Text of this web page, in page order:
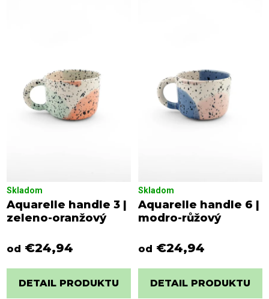
Aquarelle handle 3 |
zeleno-oranžový
Skladom
od €24,94
DETAIL PRODUKTU
Aquarelle handle 6 |
modro-růžový
Skladom
od €24,94
DETAIL PRODUKTU